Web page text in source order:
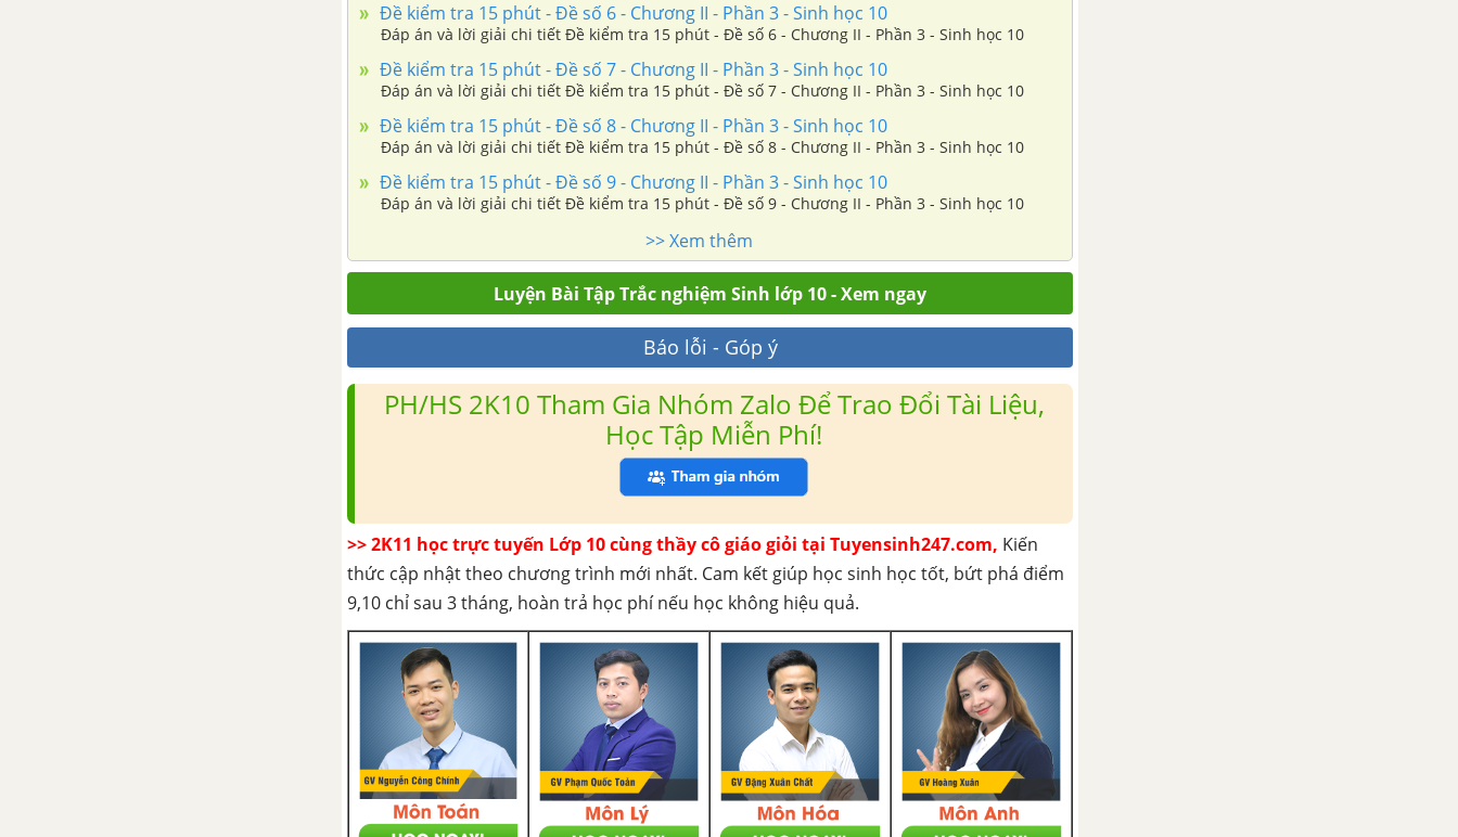
Đề kiểm tra 15 phút - Đề số 6 - Chương II - Phần 3 - Sinh học 10
Đáp án và lời giải chi tiết Đề kiểm tra 15 phút - Đề số 6 - Chương II - Phần 3 - Sinh học 10
Đề kiểm tra 15 phút - Đề số 7 - Chương II - Phần 3 - Sinh học 10
Đáp án và lời giải chi tiết Đề kiểm tra 15 phút - Đề số 7 - Chương II - Phần 3 - Sinh học 10
Đề kiểm tra 15 phút - Đề số 8 - Chương II - Phần 3 - Sinh học 10
Đáp án và lời giải chi tiết Đề kiểm tra 15 phút - Đề số 8 - Chương II - Phần 3 - Sinh học 10
Đề kiểm tra 15 phút - Đề số 9 - Chương II - Phần 3 - Sinh học 10
Đáp án và lời giải chi tiết Đề kiểm tra 15 phút - Đề số 9 - Chương II - Phần 3 - Sinh học 10
>> Xem thêm
Luyện Bài Tập Trắc nghiệm Sinh lớp 10 - Xem ngay
Báo lỗi - Góp ý
PH/HS 2K10 Tham Gia Nhóm Zalo Để Trao Đổi Tài Liệu,
Học Tập Miễn Phí!
>> 2K11 học trực tuyến Lớp 10 cùng thầy cô giáo giỏi tại Tuyensinh247.com, Kiến
thức cập nhật theo chương trình mới nhất. Cam kết giúp học sinh học tốt, bứt phá điểm
9,10 chỉ sau 3 tháng, hoàn trả học phí nếu học không hiệu quả.